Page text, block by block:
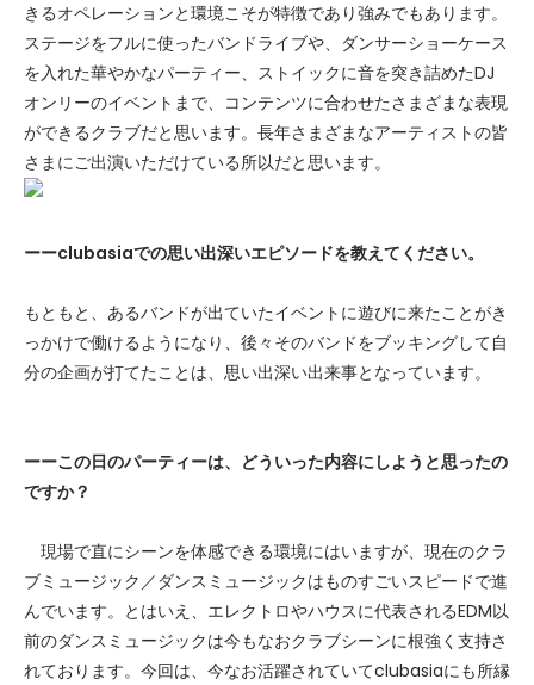
きるオペレーションと環境こそが特徴であり強みでもあります。
ステージをフルに使ったバンドライブや、ダンサーショーケース
を入れた華やかなパーティー、ストイックに音を突き詰めたDJ
オンリーのイベントまで、コンテンツに合わせたさまざまな表現
ができるクラブだと思います。長年さまざまなアーティストの皆
さまにご出演いただけている所以だと思います。
ーーclubasiaでの思い出深いエピソードを教えてください。
もともと、あるバンドが出ていたイベントに遊びに来たことがき
っかけで働けるようになり、後々そのバンドをブッキングして自
分の企画が打てたことは、思い出深い出来事となっています。
ーーこの日のパーティーは、どういった内容にしようと思ったの
ですか？
現場で直にシーンを体感できる環境にはいますが、現在のクラ
ブミュージック／ダンスミュージックはものすごいスピードで進
んでいます。とはいえ、エレクトロやハウスに代表されるEDM以
前のダンスミュージックは今もなおクラブシーンに根強く支持さ
れております。今回は、今なお活躍されていてclubasiaにも所縁